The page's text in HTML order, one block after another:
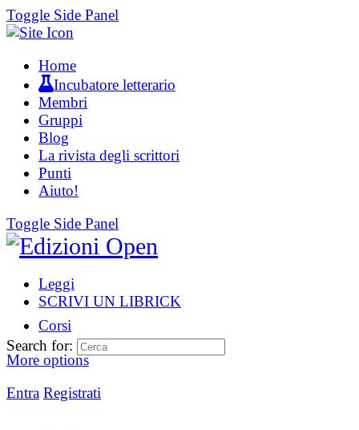
Toggle Side Panel
Home
Incubatore letterario
Membri
Gruppi
Blog
La rivista degli scrittori
Punti
Aiuto!
Toggle Side Panel
Leggi
SCRIVI UN LIBRICK
Corsi
More options
Entra Registrati
Search for: